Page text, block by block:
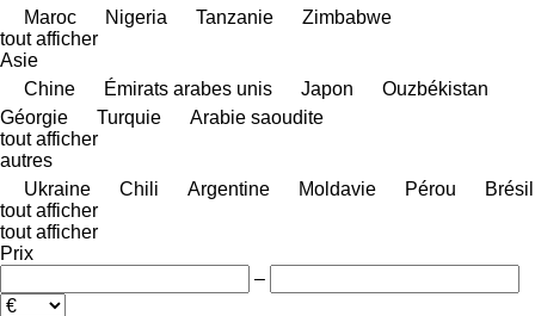
Maroc
Nigeria Tanzanie
Zimbabwe
tout afficher
Asie
Chine
Émirats arabes unis Japon
Ouzbékistan
Géorgie
Turquie
Arabie saoudite
tout afficher
autres
Ukraine
Chili Argentine Moldavie Pérou
Brésil
tout afficher
tout afficher
Prix
–